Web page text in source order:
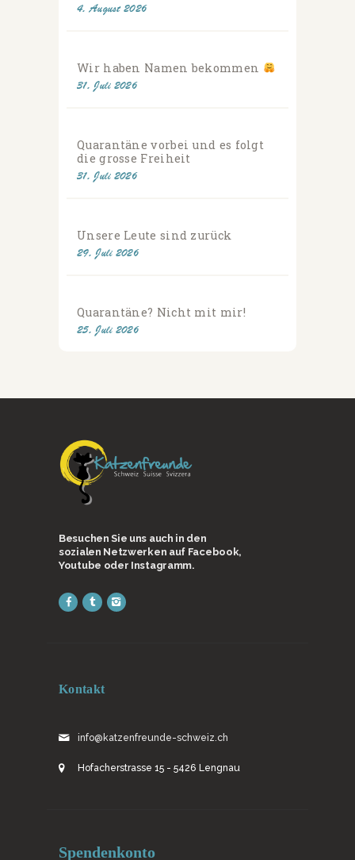
4. August 2026
Wir haben Namen bekommen
31. Juli 2026
Quarantäne vorbei und es folgt
die grosse Freiheit
31. Juli 2026
Unsere Leute sind zurück
29. Juli 2026
Quarantäne? Nicht mit mir!
25. Juli 2026
Besuchen Sie uns auch in den
sozialen Netzwerken auf Facebook,
Youtube oder Instagramm.
Kontakt
info@katzenfreunde-schweiz.ch
Hofacherstrasse 15 - 5426 Lengnau
Spendenkonto